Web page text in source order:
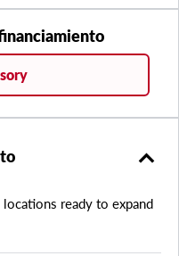
expand_less
ready to expand